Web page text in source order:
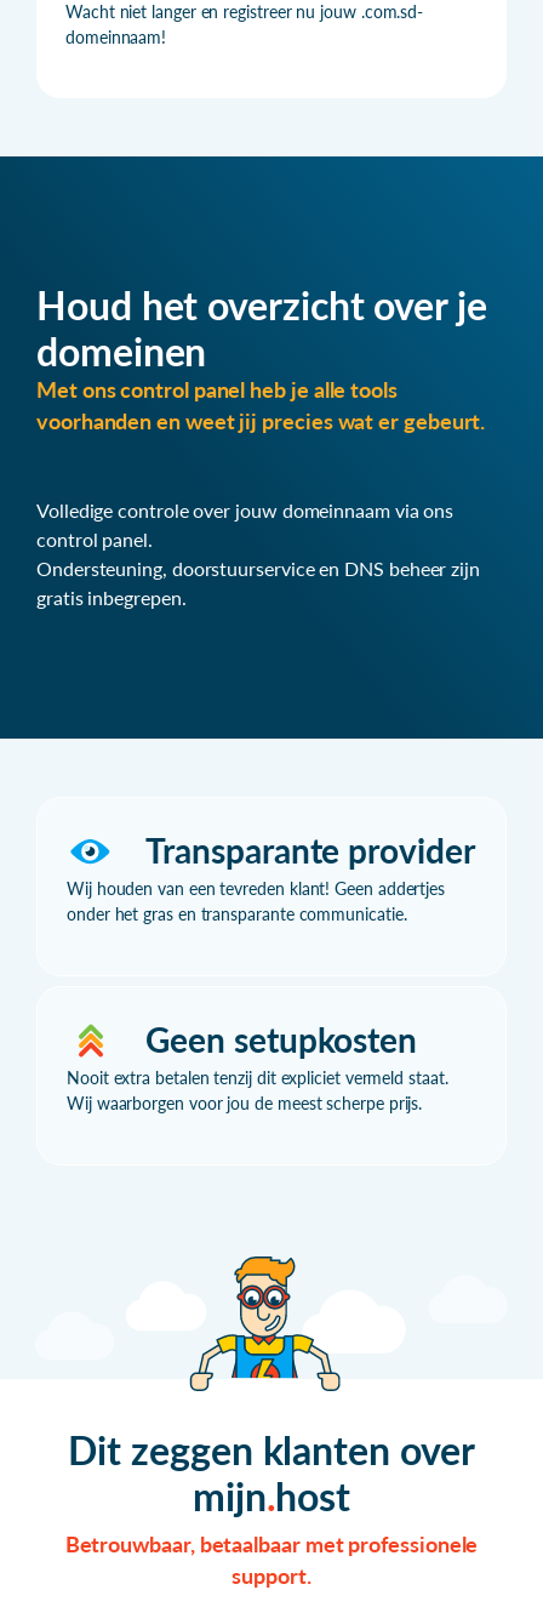
Wacht niet langer en registreer nu jouw .com.sd-
domeinnaam!
Houd het overzicht over je
domeinen
Met ons control panel heb je alle tools
voorhanden en weet jij precies wat er gebeurt.
Volledige controle over jouw domeinnaam via ons
control panel.
Ondersteuning, doorstuurservice en DNS beheer zijn
gratis inbegrepen.
Transparante provider
Wij houden van een tevreden klant! Geen addertjes
onder het gras en transparante communicatie.
Geen setupkosten
Nooit extra betalen tenzij dit expliciet vermeld staat.
Wij waarborgen voor jou de meest scherpe prijs.
Dit zeggen klanten over
mijn host
Betrouwbaar, betaalbaar met professionele
support.